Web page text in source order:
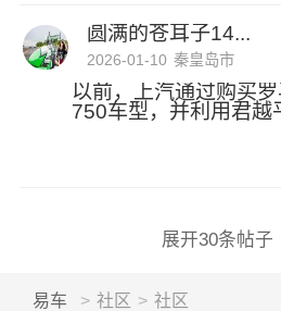
圆满的苍耳子14...
2026-01-10 秦皇岛市
以前，上汽通过购买
750车型，并利用君越
展开30条帖子
易车 > 社区 > 社区